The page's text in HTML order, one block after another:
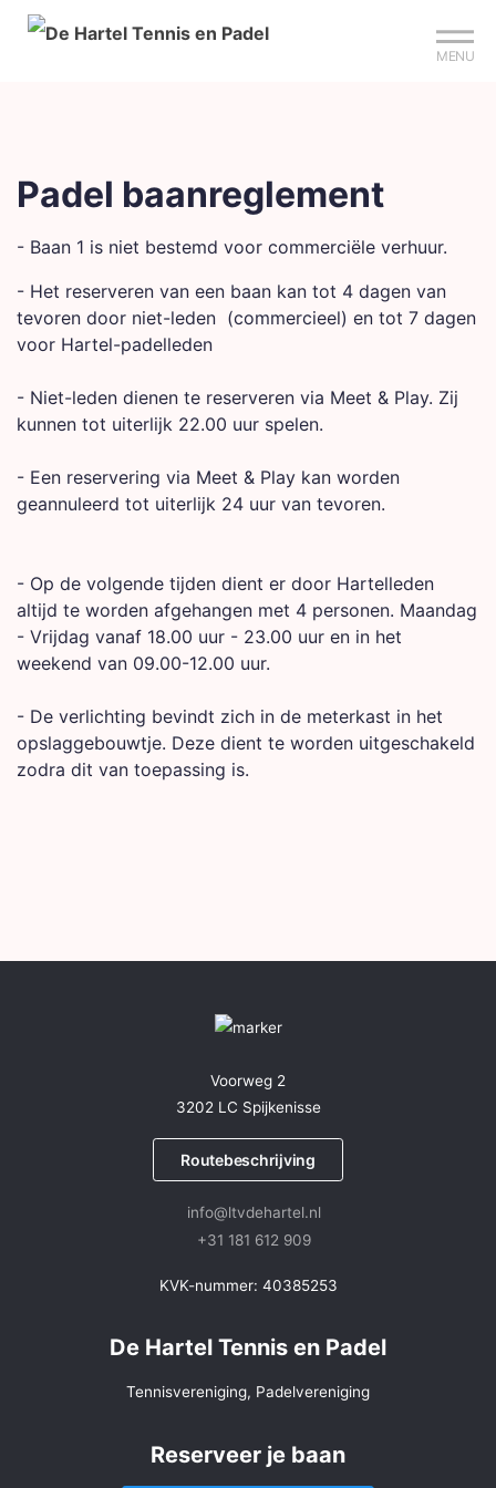
MENU
Padel baanreglement
- Baan 1 is niet bestemd voor commerciële verhuur.
- Het reserveren van een baan kan tot 4 dagen van
tevoren door niet-leden (commercieel) en tot 7 dagen
voor Hartel-padelleden
- Niet-leden dienen te reserveren via Meet & Play. Zij
kunnen tot uiterlijk 22.00 uur spelen.
- Een reservering via Meet & Play kan worden
geannuleerd tot uiterlijk 24 uur van tevoren.
- Op de volgende tijden dient er door Hartelleden
altijd te worden afgehangen met 4 personen. Maandag
- Vrijdag vanaf 18.00 uur - 23.00 uur en in het
weekend van 09.00-12.00 uur.
- De verlichting bevindt zich in de meterkast in het
opslaggebouwtje. Deze dient te worden uitgeschakeld
zodra dit van toepassing is.
Voorweg 2
3202 LC Spijkenisse
Routebeschrijving
info@ltvdehartel.nl
+31 181 612 909
KVK-nummer: 40385253
De Hartel Tennis en Padel
Tennisvereniging, Padelvereniging
Reserveer je baan